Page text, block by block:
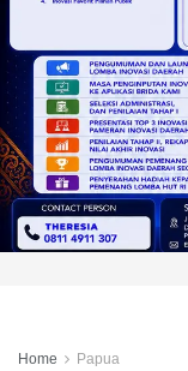
Home Papua